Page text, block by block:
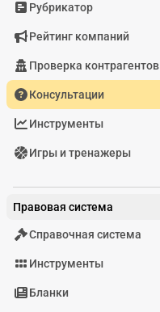
Рубрикатор
Рейтинг компаний
Проверка контрагентов
Консультации
Инструменты
Игры и тренажеры
Правовая система
Справочная система
Инструменты
Бланки